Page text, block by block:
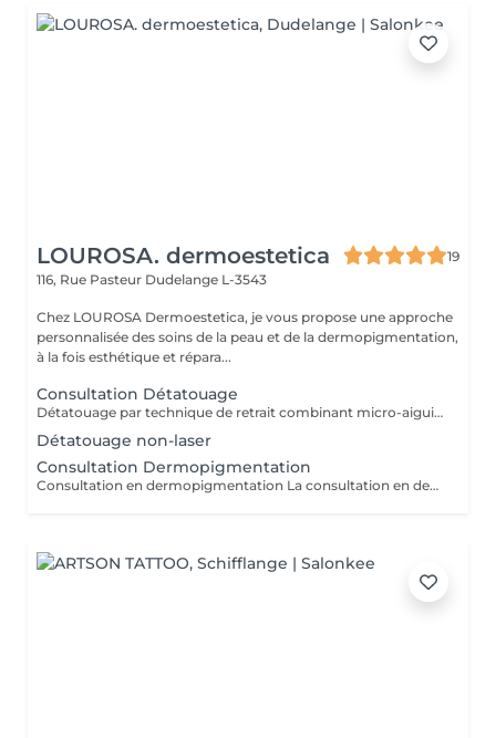
LOUROSA. dermoestetica
19
116, Rue Pasteur Dudelange L-3543
Chez LOUROSA Dermoestetica, je vous propose une approche
personnalisée des soins de la peau et de la dermopigmentation,
à la fois esthétique et répara...
Consultation Détatouage
Détatouage par technique de retrait combinant micro-aiguilletage et solution spécifique, adaptée aux pigments difficiles à traiter au laser . La consultation est requise.
Détatouage non-laser
Consultation Dermopigmentation
Consultation en dermopigmentation La consultation en dermopigmentation est une étape essentielle avant toute prestation de traitement correctif ou reconstructeur. Elle permet de comprendre vos besoins, d'analyser la peau et de définir un protocole entièrement personnalisé en fonction de la zone à traiter, de votre carnation, de votre morphologie et du résultat souhaité. Ce rendez-vous comprend un échange approfondi sur vos attentes, une analyse précise de la zone concernée ainsi que des conseils professionnels sur la technique et l'approche les plus adaptées à votre situation. C'est également un moment privilégié pour répondre à toutes vos questions et s'assurer de l'absence de contre-indications. Le montant de la consultation est déduit du tarif de la prestation si celle-ci est réalisée dans les 2 mois suivant la consultation. Cette étape est indispensable afin de garantir un traitement sécurisé, cohérent et parfaitement adapté à votre peau et à votre objectif esthétique ou réparateur.